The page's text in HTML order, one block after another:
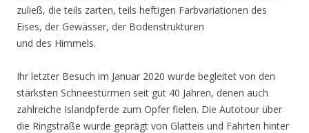
zuließ, die teils zarten, teils heftigen Farbvariationen des
Eises, der Gewässer, der Bodenstrukturen
und des Himmels.
Ihr letzter Besuch im Januar 2020 wurde begleitet von den
stärksten Schneestürmen seit gut 40 Jahren, denen auch
zahlreiche Islandpferde zum Opfer fielen. Die Autotour über
die Ringstraße wurde geprägt von Glatteis und Fahrten hinter